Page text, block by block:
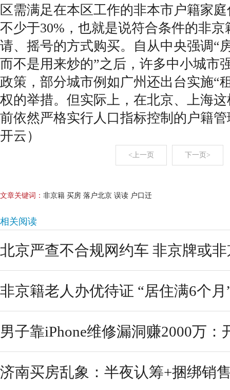
区需满足在本区工作的非本市户籍家
不少于30%，也就是说符合条件的非
请、摇号的方式购买。自从中央强调“
而不是用来炒的”之后，许多中小城市
政策，部分城市例如广州还出台实施“
权的举措。但实际上，在北京、上海
前依然严格实行人口指标控制的户籍
开云）
<上一页 下一页>
文章关键词： 非京籍 买房 落户北京 误读 户口迁
相关阅读
北京严查不合规网约车 非京牌或
非京籍老人办优待证 “居住满6个
男子靠iPhone维修漏洞赚2000万：
济南买房乱象：半夜认筹+捆绑销